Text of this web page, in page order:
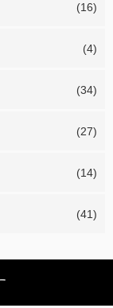
(16)
(4)
(34)
(27)
(14)
(41)